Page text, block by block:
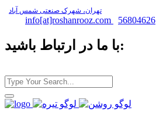
تهران، شهرک صنعتی شمس آباد
info[at]roshanrooz.com 56804626
با ما در ارتباط باشید: